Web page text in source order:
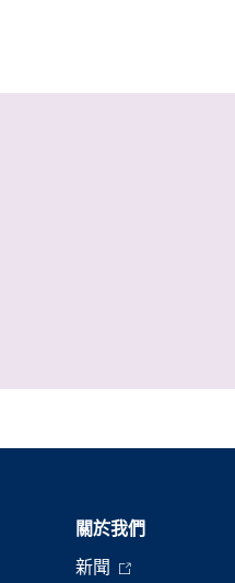
關於我們
新聞